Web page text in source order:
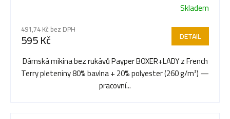
hodnocení
produktu
je
5,0
z
Skladem
491,74 Kč bez DPH
595 Kč DETAIL
Dámská mikina bez rukávů Payper BOXER+LADY z French
Terry pleteniny 80% bavlna + 20% polyester (260 g/m²) —
pracovní...